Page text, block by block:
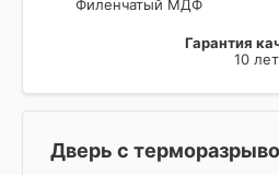
Филенчатый МДФ
Гарантия
10 лет
Дверь с